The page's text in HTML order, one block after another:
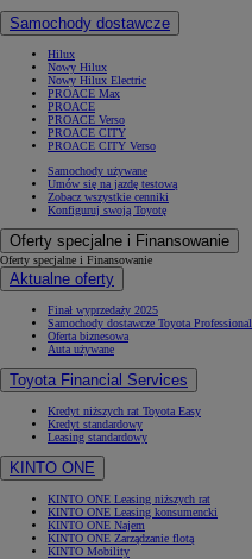
Samochody dostawcze
Hilux
Nowy Hilux
Nowy Hilux Electric
PROACE Max
PROACE
PROACE Verso
PROACE CITY
PROACE CITY Verso
Samochody używane
Umów się na jazdę testową
Zobacz wszystkie cenniki
Konfiguruj swoją Toyotę
Oferty specjalne i Finansowanie
Oferty specjalne i Finansowanie
Aktualne oferty
Finał wyprzedaży 2025
Samochody dostawcze Toyota Professional
Oferta biznesowa
Auta używane
Toyota Financial Services
Kredyt niższych rat Toyota Easy
Kredyt standardowy
Leasing standardowy
KINTO ONE
KINTO ONE Leasing niższych rat
KINTO ONE Leasing konsumencki
KINTO ONE Najem
KINTO ONE Zarządzanie flotą
KINTO Mobility